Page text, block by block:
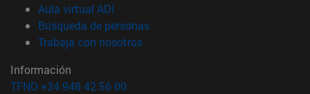
Aula virtual ADI
Búsqueda de personas(abre en nueva ventana)
Trabaja con nosotros(abre en nueva ventana)
Información
TFNO +34 948 42 56 00